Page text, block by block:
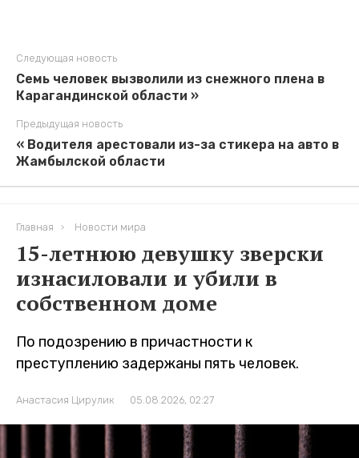
Следующая новость
Семь человек вызволили из снежного плена в
Карагандинской области »
Предыдущая новость
« Водителя арестовали из-за стикера на авто в
Жамбылской области